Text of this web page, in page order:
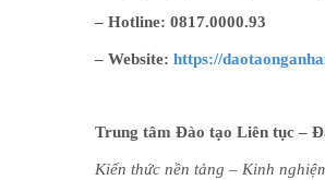
– Hotline: 0817.0000.93
– Website: https://
Trung tâm Đào tạo Liên tục –
Kiến thức nền tảng – Kinh